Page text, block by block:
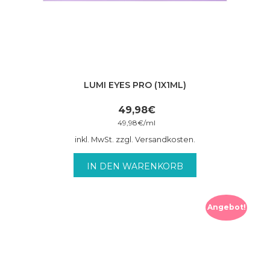
LUMI EYES PRO (1X1ML)
49,98€
49,98€/ml
inkl. MwSt. zzgl. Versandkosten.
IN DEN WARENKORB
Angebot!